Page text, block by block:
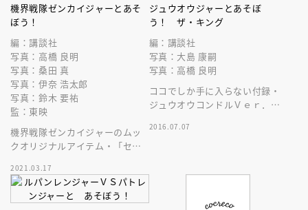
機界戦隊ゼンカイジャーとあそ
ぼう！
編：講談社
写真：高橋 良明
写真：桑田 真
写真：伊奈 浩太郎
写真：鈴木 要祐
監：東映
機界戦隊ゼンカイジャーのムッ
クオリジナルアイテム・「セン
ー スーパーレッドＶｅｒ．」
がふろく！
2021.03.17
ジュウオウジャーとあそぼ
う！ ザ・キング
編：講談社
写真：大島 康嗣
写真：高橋 良明
ココでしか手に入らない付録・
ジュウオウコンドルＶｅｒ．と
っぱいのえほんだ！
2016.07.07